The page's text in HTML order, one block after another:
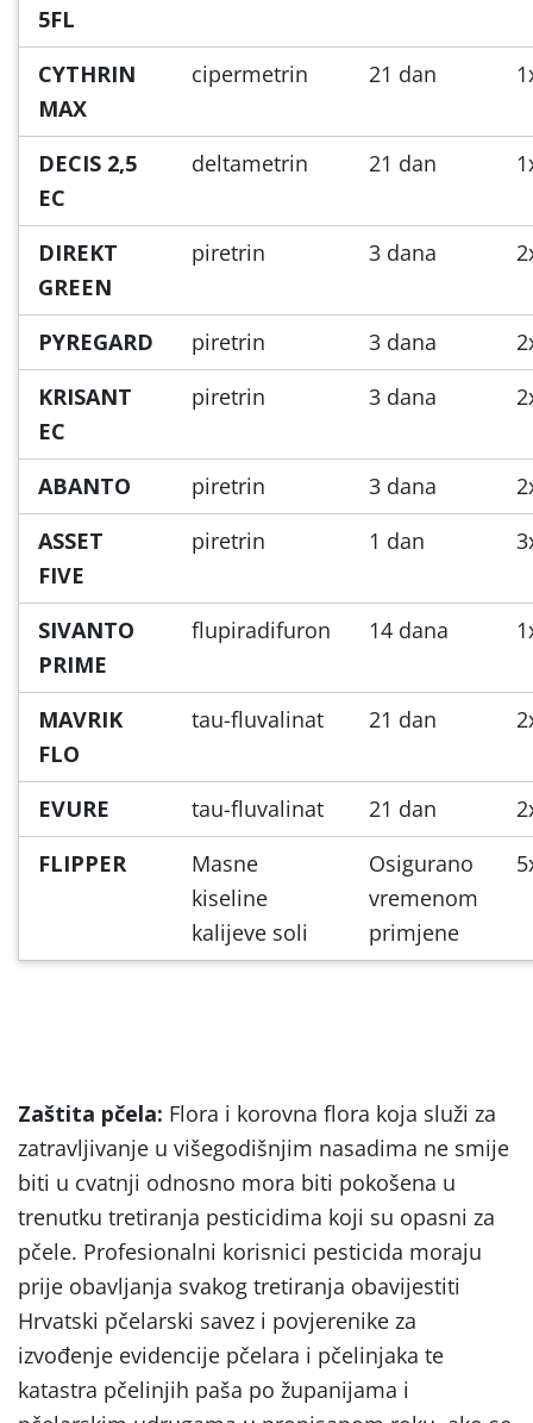
5FL
CYTHRIN
MAX
cipermetrin 21 dan
DECIS 2,5
EC
deltametrin 21 dan
DIREKT
GREEN
piretrin 3 dana
PYREGARD piretrin 3 dana
KRISANT
EC
piretrin 3 dana
ABANTO piretrin 3 dana
ASSET
FIVE
piretrin 1 dan
SIVANTO
PRIME
flupiradifuron 14 dana
MAVRIK
FLO
tau-fluvalinat 21 dan
EVURE tau-fluvalinat 21 dan
FLIPPER
Masne
kiseline
kalijeve soli
Osigurano
vremenom
primjene
Zaštita pčela: Flora i korovna flora koja služi za
zatravljivanje u višegodišnjim nasadima ne smije
biti u cvatnji odnosno mora biti pokošena u
trenutku tretiranja pesticidima koji su opasni za
pčele. Profesionalni korisnici pesticida moraju
prije obavljanja svakog tretiranja obavijestiti
Hrvatski pčelarski savez i povjerenike za
izvođenje evidencije pčelara i pčelinjaka te
katastra pčelinjih paša po županijama i